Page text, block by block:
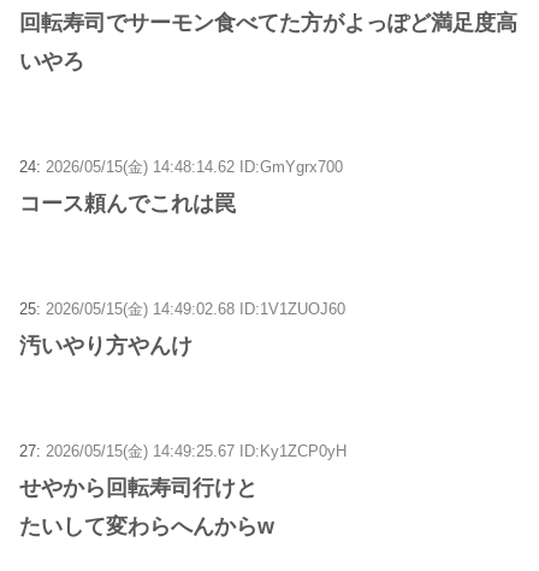
回転寿司でサーモン食べてた方がよっぽど満足度高
いやろ
24: 2026/05/15(金) 14:48:14.62 ID:GmYgrx700
コース頼んでこれは罠
25: 2026/05/15(金) 14:49:02.68 ID:1V1ZUOJ60
汚いやり方やんけ
27: 2026/05/15(金) 14:49:25.67 ID:Ky1ZCP0yH
せやから回転寿司行けと
たいして変わらへんからw